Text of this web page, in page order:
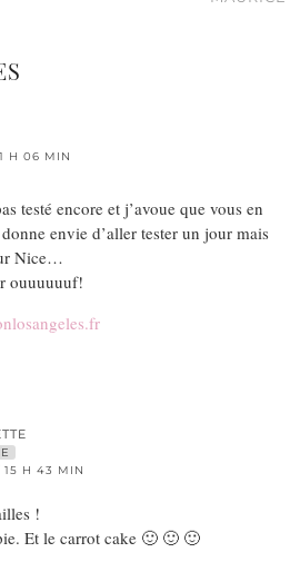
H 06 MIN
testé encore et j’avoue que vous en
envie d’aller tester un jour mais
Nice…
ouuuuuuf!
15 H 43 MIN
!
Et le carrot cake 🙂 🙂 🙂